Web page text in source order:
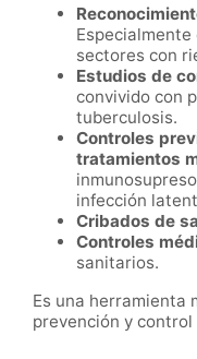
sectores con
Estudios de
convivido con
tuberculosis.
Controles
tratamientos
infección
Cribados de
Controles
sanitarios.
Es una herramienta
prevención y